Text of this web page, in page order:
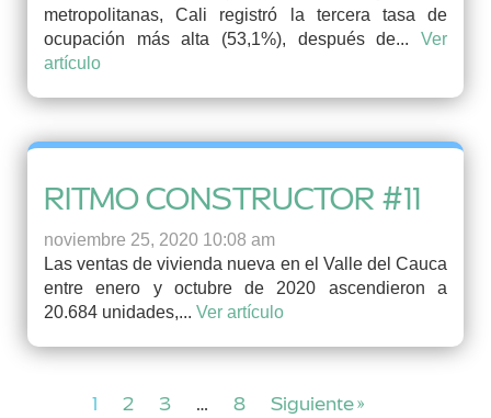
metropolitanas, Cali registró la tercera tasa de
ocupación más alta (53,1%), después de... Ver
artículo
RITMO CONSTRUCTOR #11
noviembre 25, 2020 10:08 am
Las ventas de vivienda nueva en el Valle del Cauca
entre enero y octubre de 2020 ascendieron a
20.684 unidades,... Ver artículo
1 2 3 … 8 Siguiente »